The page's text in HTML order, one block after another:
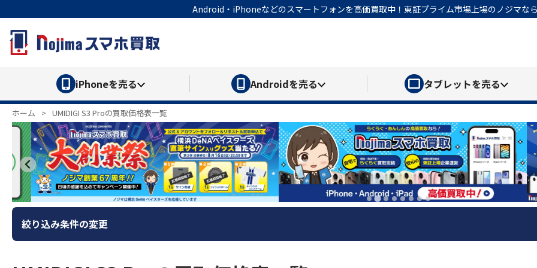
Android・iPhoneなどのスマートフォンを高価買取中！東証プライム市場上場のノジマな
iPhoneを売る Androidを売る タブレットを売る
ホーム > UMIDIGI S3 Proの買取価格表一覧
絞り込み条件の変更